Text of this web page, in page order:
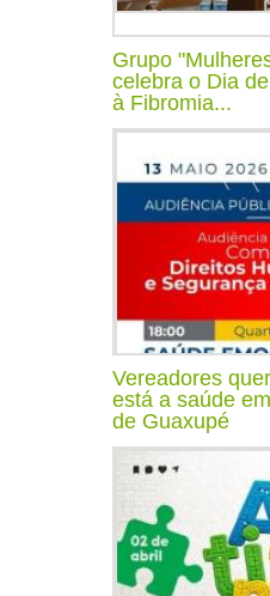
Grupo
celebra o Dia
à Fibromia...
Vereadores
está a saúde
de Guaxupé